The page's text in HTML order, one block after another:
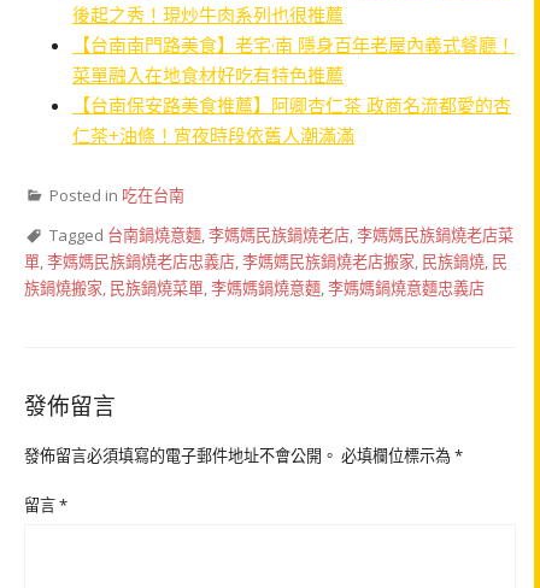
後起之秀！現炒牛肉系列也很推薦
【台南南門路美食】老宅·南 隱身百年老屋內義式餐廳！
菜單融入在地食材好吃有特色推薦
【台南保安路美食推薦】阿卿杏仁茶 政商名流都愛的杏
仁茶+油條！宵夜時段依舊人潮滿滿
Posted in 吃在台南
Tagged 台南鍋燒意麵,李媽媽民族鍋燒老店,李媽媽民族鍋燒老店菜
單,李媽媽民族鍋燒老店忠義店,李媽媽民族鍋燒老店搬家, 民族鍋燒, 民
族鍋燒搬家, 民族鍋燒菜單,李媽媽鍋燒意麵,李媽媽鍋燒意麵忠義店
發佈留言
發佈留言必須填寫的電子郵件地址不會公開。 必填欄位標示為*
留言*